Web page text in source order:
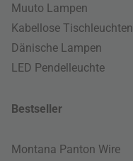
Muuto Lampen
Kabellose Tischleuchten
Dänische Lampen
LED Pendelleuchte
Bestseller
Montana Panton Wire